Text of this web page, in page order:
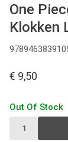
One
Klokken
€ 9,50
Out Of Stock